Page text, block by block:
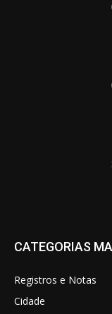
CATEGORIAS
Registros e Notas
Cidade